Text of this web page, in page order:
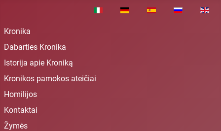
Pasirinkite savo kalbą
Kronika
Dabarties Kronika
Istorija apie Kroniką
Kronikos pamokos ateičiai
Homilijos
Kontaktai
Žymės